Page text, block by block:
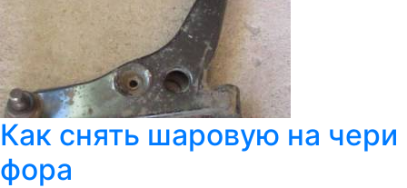
Как снять шаровую на чери
фора